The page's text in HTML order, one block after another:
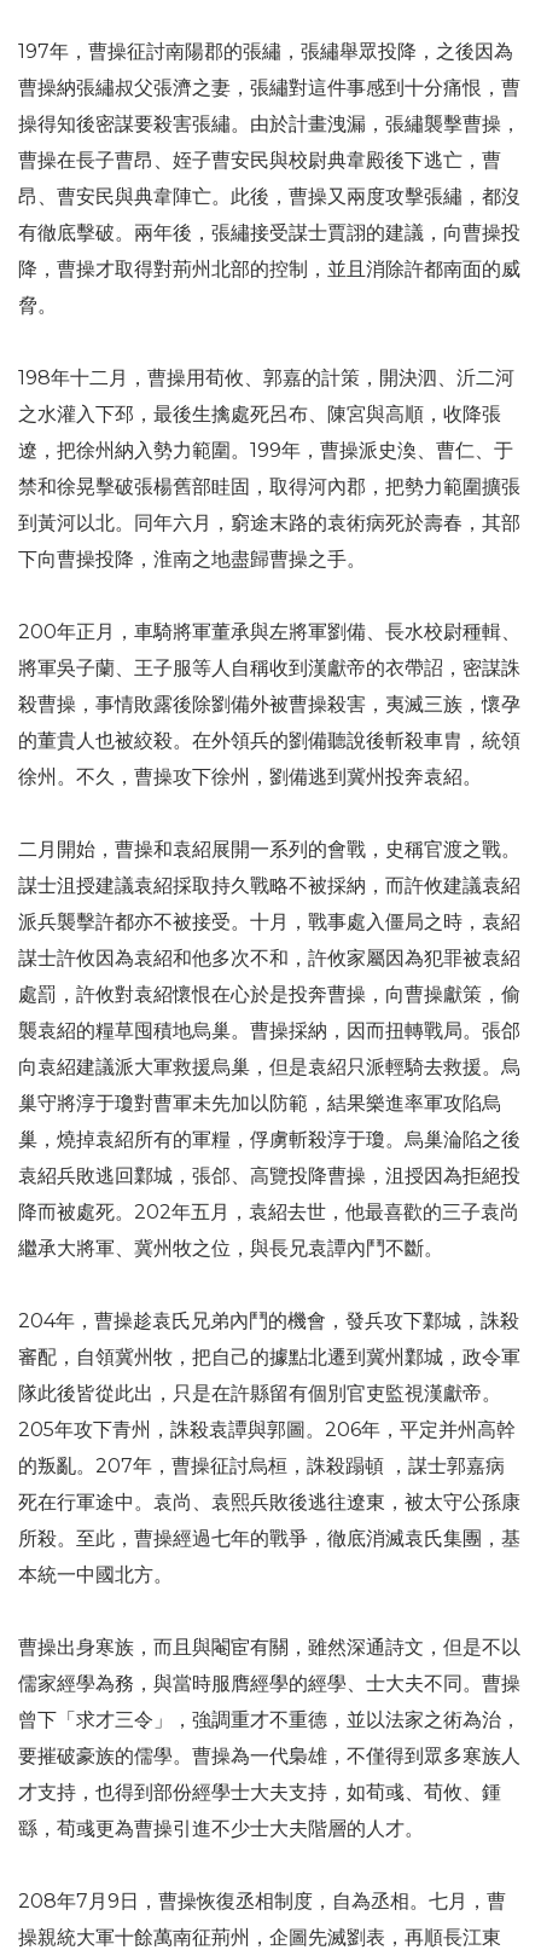
197年，曹操征討南陽郡的張繡，張繡舉眾投降，之後因為
曹操納張繡叔父張濟之妻，張繡對這件事感到十分痛恨，曹
操得知後密謀要殺害張繡。由於計畫洩漏，張繡襲擊曹操，
曹操在長子曹昂、姪子曹安民與校尉典韋殿後下逃亡，曹
昂、曹安民與典韋陣亡。此後，曹操又兩度攻擊張繡，都沒
有徹底擊破。兩年後，張繡接受謀士賈詡的建議，向曹操投
降，曹操才取得對荊州北部的控制，並且消除許都南面的威
脅。
198年十二月，曹操用荀攸、郭嘉的計策，開決泗、沂二河
之水灌入下邳，最後生擒處死呂布、陳宮與高順，收降張
遼，把徐州納入勢力範圍。199年，曹操派史渙、曹仁、于
禁和徐晃擊破張楊舊部眭固，取得河內郡，把勢力範圍擴張
到黃河以北。同年六月，窮途末路的袁術病死於壽春，其部
下向曹操投降，淮南之地盡歸曹操之手。
200年正月，車騎將軍董承與左將軍劉備、長水校尉種輯、
將軍吳子蘭、王子服等人自稱收到漢獻帝的衣帶詔，密謀誅
殺曹操，事情敗露後除劉備外被曹操殺害，夷滅三族，懷孕
的董貴人也被絞殺。在外領兵的劉備聽說後斬殺車胄，統領
徐州。不久，曹操攻下徐州，劉備逃到冀州投奔袁紹。
二月開始，曹操和袁紹展開一系列的會戰，史稱官渡之戰。
謀士沮授建議袁紹採取持久戰略不被採納，而許攸建議袁紹
派兵襲擊許都亦不被接受。十月，戰事處入僵局之時，袁紹
謀士許攸因為袁紹和他多次不和，許攸家屬因為犯罪被袁紹
處罰，許攸對袁紹懷恨在心於是投奔曹操，向曹操獻策，偷
襲袁紹的糧草囤積地烏巢。曹操採納，因而扭轉戰局。張郃
向袁紹建議派大軍救援烏巢，但是袁紹只派輕騎去救援。烏
巢守將淳于瓊對曹軍未先加以防範，結果樂進率軍攻陷烏
巢，燒掉袁紹所有的軍糧，俘虜斬殺淳于瓊。烏巢淪陷之後
袁紹兵敗逃回鄴城，張郃、高覽投降曹操，沮授因為拒絕投
降而被處死。202年五月，袁紹去世，他最喜歡的三子袁尚
繼承大將軍、冀州牧之位，與長兄袁譚內鬥不斷。
204年，曹操趁袁氏兄弟內鬥的機會，發兵攻下鄴城，誅殺
審配，自領冀州牧，把自己的據點北遷到冀州鄴城，政令軍
隊此後皆從此出，只是在許縣留有個別官吏監視漢獻帝。
205年攻下青州，誅殺袁譚與郭圖。206年，平定并州高幹
的叛亂。207年，曹操征討烏桓，誅殺蹋頓 ，謀士郭嘉病
死在行軍途中。袁尚、袁熙兵敗後逃往遼東，被太守公孫康
所殺。至此，曹操經過七年的戰爭，徹底消滅袁氏集團，基
本統一中國北方。
曹操出身寒族，而且與閹宦有關，雖然深通詩文，但是不以
儒家經學為務，與當時服膺經學的經學、士大夫不同。曹操
曾下「求才三令」，強調重才不重德，並以法家之術為治，
要摧破豪族的儒學。曹操為一代梟雄，不僅得到眾多寒族人
才支持，也得到部份經學士大夫支持，如荀彧、荀攸、鍾
繇，荀彧更為曹操引進不少士大夫階層的人才。
208年7月9日，曹操恢復丞相制度，自為丞相。七月，曹
操親統大軍十餘萬南征荊州，企圖先滅劉表，再順長江東